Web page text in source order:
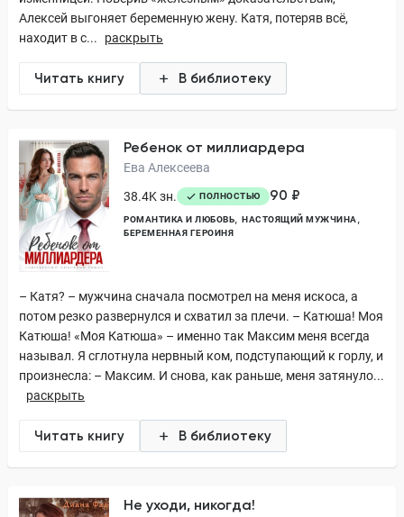
Алексей выгоняет беременную жену. Катя, потеряв всё,
находит в с...
раскрыть
Читать книгу В библиотеку
Ребенок от миллиардера
Ева Алексеева
38.4K зн.
ПОЛНОСТЬЮ 90 ₽
РОМАНТИКА И ЛЮБОВЬ
НАСТОЯЩИЙ МУЖЧИНА
БЕРЕМЕННАЯ ГЕРОИНЯ
– Катя? – мужчина сначала посмотрел на меня искоса, а
потом резко развернулся и схватил за плечи. – Катюша! Моя
Катюша! «Моя Катюша» – именно так Максим меня всегда
называл. Я сглотнула нервный ком, подступающий к горлу, и
произнесла: – Максим. И снова, как раньше, меня затянуло...
раскрыть
Читать книгу В библиотеку
Не уходи, никогда!